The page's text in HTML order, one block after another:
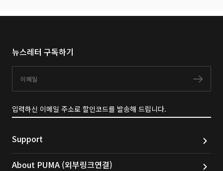
뉴스레터 구독하기
구독
입력하신 이메일 주소로 할인코드를 발송해 드립니다.
Support
About PUMA (외부링크연결)